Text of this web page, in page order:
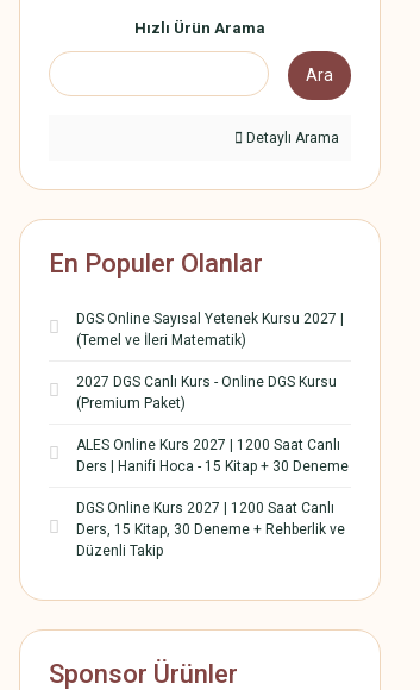
Hızlı Ürün Arama
Ara
Detaylı Arama
En Populer Olanlar
DGS Online Sayısal Yetenek Kursu 2027 |
(Temel ve İleri Matematik)
2027 DGS Canlı Kurs - Online DGS Kursu
(Premium Paket)
ALES Online Kurs 2027 | 1200 Saat Canlı
Ders | Hanifi Hoca - 15 Kitap + 30 Deneme
DGS Online Kurs 2027 | 1200 Saat Canlı
Ders, 15 Kitap, 30 Deneme + Rehberlik ve
Düzenli Takip
Sponsor Ürünler